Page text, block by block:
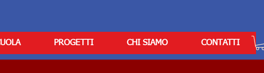
PROGETTI CHI SIAMO CONTATTI